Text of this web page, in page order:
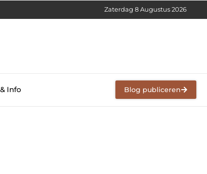
Zaterdag 8 Augustus 2026
Info Blog publiceren